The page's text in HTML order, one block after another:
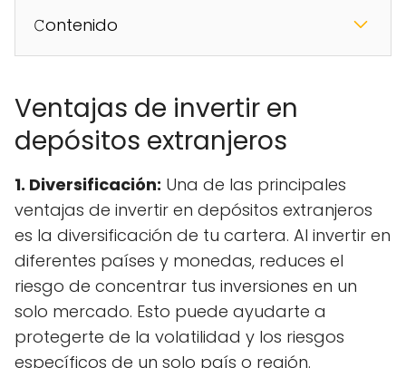
𝙲ontenido
Ventajas de invertir en
depósitos extranjeros
1. Diversificación: Una de las principales
ventajas de invertir en depósitos extranjeros
es la diversificación de tu cartera. Al invertir en
diferentes países y monedas, reduces el
riesgo de concentrar tus inversiones en un
solo mercado. Esto puede ayudarte a
protegerte de la volatilidad y los riesgos
específicos de un solo país o región.